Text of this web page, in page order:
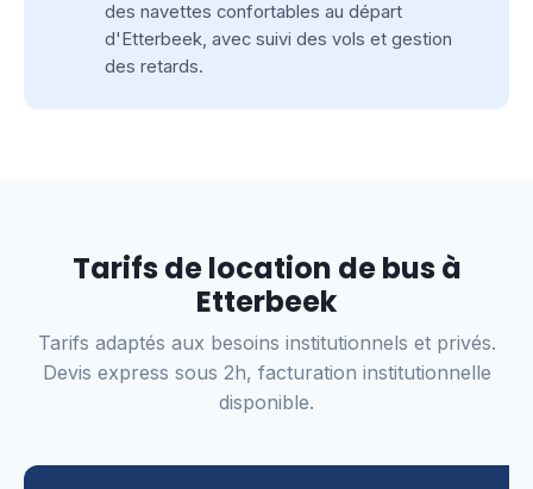
des navettes confortables au départ
d'Etterbeek, avec suivi des vols et gestion
des retards.
Tarifs de location de bus à
Etterbeek
Tarifs adaptés aux besoins institutionnels et privés.
Devis express sous 2h, facturation institutionnelle
disponible.